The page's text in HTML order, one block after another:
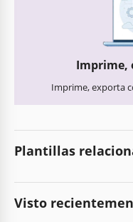
Imprime,
Imprime, exporta
Plantillas
Visto